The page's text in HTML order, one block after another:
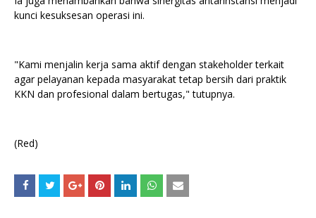
kunci kesuksesan operasi ini.
"Kami menjalin kerja sama aktif dengan stakeholder terkait
agar pelayanan kepada masyarakat tetap bersih dari praktik
KKN dan profesional dalam bertugas," tutupnya.
(Red)